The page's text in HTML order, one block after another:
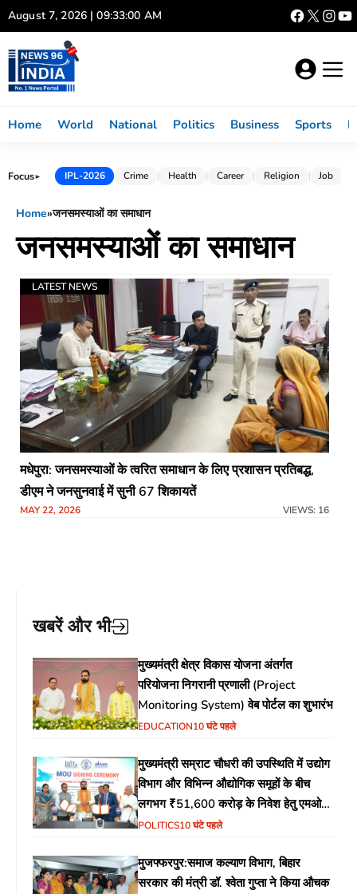
Skip
to
content
August 7, 2026 | 09:33:00 AM
Home World National Politics Business Sports
Focus► IPL-2026 Crime Health Career Religion Job
Home»जनसमस्याओं का समाधान
जनसमस्याओं का समाधान
LATEST NEWS
मधेपुरा: जनसमस्याओं के त्वरित समाधान के लिए प्रशासन प्रतिबद्ध,
डीएम ने जनसुनवाई में सुनी 67 शिकायतें
MAY 22, 2026 VIEWS: 16
खबरें और भी
मुख्यमंत्री क्षेत्र विकास योजना अंतर्गत
परियोजना निगरानी प्रणाली (Project
Monitoring System) वेब पोर्टल का शुभारंभ
EDUCATION10 घंटे पहले
मुख्यमंत्री सम्राट चौधरी की उपस्थिति में उद्योग
विभाग और विभिन्न औद्योगिक समूहों के बीच
लगभग ₹51,600 करोड़ के निवेश हेतु एमओयू
(MoU) पर हस्ताक्षर
POLITICS10 घंटे पहले
मुजफ्फरपुर:समाज कल्याण विभाग, बिहार
सरकार की मंत्री डॉ. श्वेता गुप्ता ने किया औचक